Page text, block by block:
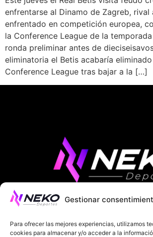
Gestionar
Para ofrecer las mejores experiencias, utilizamos
cookies para almacenar y/o acceder a la
enfrentarse al Dinamo de Zagreb, rival
enfrentado en competición europea,
la Conference League de la
ronda preliminar antes de
eliminatoria el Betis acabaría
Conference League tras bajar a la […]
ÚLTIMAS NOTICIAS
LA LIGA MUNDIAL 2026